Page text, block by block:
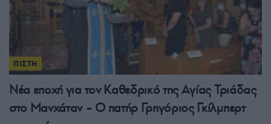
ΠΙΣΤΗ
Νέα εποχή για τον Καθεδρικό της Αγίας Τριάδας
στο Μανχάταν – O πατήρ Γρηγόριος Γκίλμπερτ